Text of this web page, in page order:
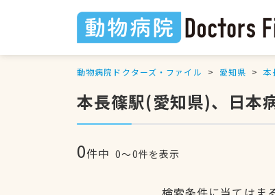
動物病院ドクターズ・ファイル 愛知県 本
本長篠駅(愛知県)、日本
0件中 0〜0件を表示